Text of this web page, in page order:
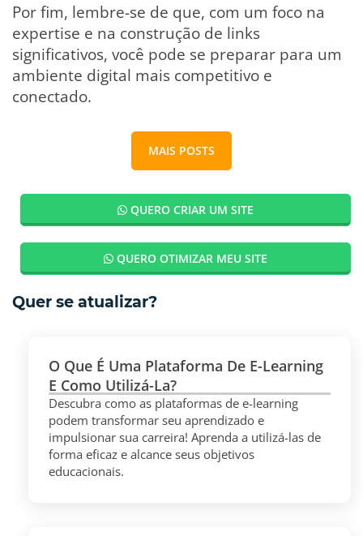
Por fim, lembre-se de que, com um foco na
expertise e na construção de links
significativos, você pode se preparar para um
ambiente digital mais competitivo e
conectado.
MAIS POSTS
QUERO CRIAR UM SITE
QUERO OTIMIZAR MEU SITE
Quer se atualizar?
O Que É Uma Plataforma De E-Learning
E Como Utilizá-La?
Descubra como as plataformas de e-learning
podem transformar seu aprendizado e
impulsionar sua carreira! Aprenda a utilizá-las de
forma eficaz e alcance seus objetivos
educacionais.